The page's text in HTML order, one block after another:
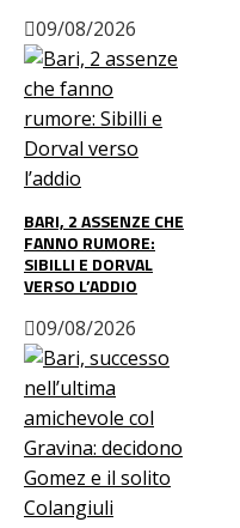
09/08/2026
BARI, 2 ASSENZE CHE
FANNO RUMORE:
SIBILLI E DORVAL
VERSO L’ADDIO
09/08/2026